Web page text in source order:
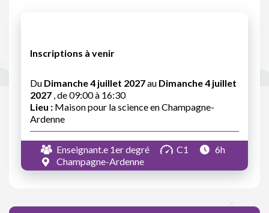
Inscriptions à venir
Du Dimanche 4 juillet 2027au Dimanche 4 juillet
2027 , de 09:00 à 16:30
Lieu : Maison pour la science en Champagne-
Ardenne
Enseignant.e 1er degré C1
6h
Champagne-Ardenne